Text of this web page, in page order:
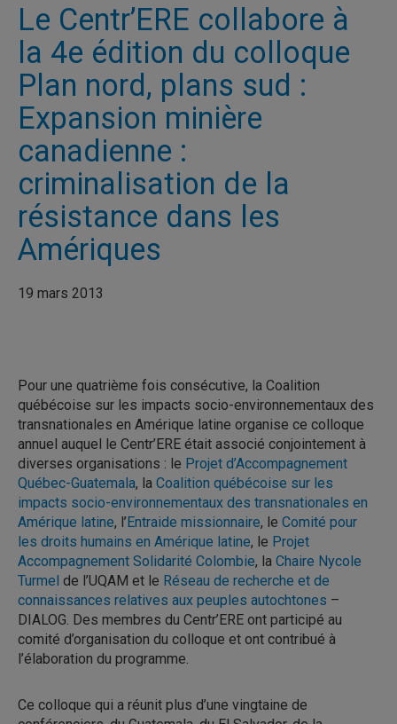
Le Centr’ERE collabore à
la 4e édition du colloque
Plan nord, plans sud :
Expansion minière
canadienne :
criminalisation de la
résistance dans les
Amériques
19 mars 2013
Pour une quatrième fois consécutive, la Coalition
québécoise sur les impacts socio-environnementaux des
transnationales en Amérique latine organise ce colloque
annuel auquel le Centr’ERE était associé conjointement à
diverses organisations : le Projet d’Accompagnement
Québec-Guatemala, la Coalition québécoise sur les
impacts socio-environnementaux des transnationales en
Amérique latine, l’Entraide missionnaire, le Comité pour
les droits humains en Amérique latine, le Projet
Accompagnement Solidarité Colombie, la Chaire Nycole
Turmel de l’UQAM et le Réseau de recherche et de
connaissances relatives aux peuples autochtones –
DIALOG. Des membres du Centr’ERE ont participé au
comité d’organisation du colloque et ont contribué à
l’élaboration du programme.
Ce colloque qui a réunit plus d’une vingtaine de